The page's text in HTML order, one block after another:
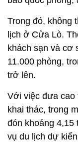
Trong đó, không
lịch ở Cửa Lò.
khách sạn và cơ
11.000 phòng,
trở lên.
Với việc đưa cao
khai thác, trong
đón khoảng
vụ du lịch dự